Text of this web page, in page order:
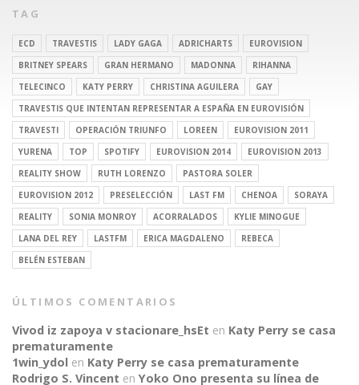
TAG
ECD TRAVESTIS LADY GAGA ADRICHARTS
EUROVISION
BRITNEY SPEARS
GRAN HERMANO MADONNA
RIHANNA
TELECINCO
KATY PERRY CHRISTINA AGUILERA
GAY
TRAVESTIS QUE INTENTAN REPRESENTAR A ESPAÑA EN EUROVISIÓN
TRAVESTI
OPERACIÓN TRIUNFO LOREEN
EUROVISION 2011
YURENA
TOP SPOTIFY EUROVISION 2014
EUROVISION 2013
REALITY SHOW
RUTH LORENZO
PASTORA SOLER
EUROVISION 2012
PRESELECCIÓN LAST FM CHENOA
SORAYA
REALITY
SONIA MONROY ACORRALADOS
KYLIE MINOGUE
LANA DEL REY
LASTFM ERICA MAGDALENO
REBECA
BELÉN ESTEBAN
ÚLTIMOS COMENTARIOS
Vivod iz zapoya v stacionare_hsEt en Katy Perry se casa
prematuramente
1win_ydol en Katy Perry se casa prematuramente
Rodrigo S. Vincent en Yoko Ono presenta su línea de